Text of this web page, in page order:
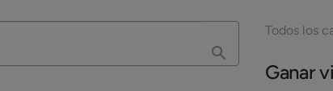
Todos los
Ganar